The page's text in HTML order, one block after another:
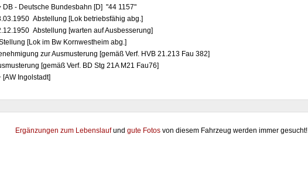
DB - Deutsche Bundesbahn [D] "44 1157"
Abstellung [Lok betriebsfähig abg.]
Abstellung [warten auf Ausbesserung]
[Lok im Bw Kornwestheim abg.]
zur Ausmusterung [gemäß Verf. HVB 21.213 Fau 382]
[gemäß Verf. BD Stg 21A M21 Fau76]
[AW Ingolstadt]
Ergänzungen zum Lebenslaufund gute Fotos von diesem Fahrzeug werden immer gesucht!